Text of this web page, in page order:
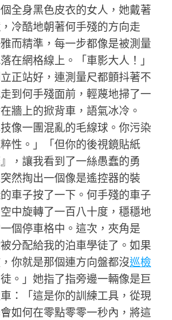
全身黑色皮衣的女人，她戴著
冷酷地朝著何手殘的方向走
而精準，每一步都像是被測量
在網格線上。「車影大人！」
正站好，連測量尺都顫抖著不
到何手殘面前，輕蔑地掃了一
牆上的掀背車，語氣冰冷。
技像一團混亂的毛線球。你污染
性。」「但你的後視鏡貼紙
，讓我看到了一絲愚蠢的勇
然掏出一個像是遙控器的裝
車子按了一下。何手殘的車子
中旋轉了一百八十度，穩穩地
個停車格中。這次，夾角是
分配給我的泊車學徒了。如果
你就是那個連方向盤都沒巡檢
。」她指了指旁邊一輛像是巨
：「這是你的訓練工具，從現
如何在零點零零一秒內，將這